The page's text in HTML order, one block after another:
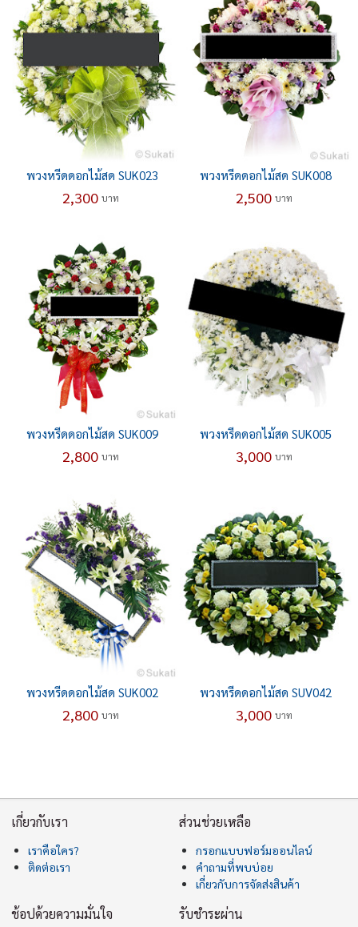
พวงหรีดดอกไม้สด SUK023
2,300 บาท
พวงหรีดดอกไม้สด SUK008
2,500 บาท
พวงหรีดดอกไม้สด SUK009
2,800 บาท
พวงหรีดดอกไม้สด SUK005
3,000 บาท
พวงหรีดดอกไม้สด SUK002
2,800 บาท
พวงหรีดดอกไม้สด SUV042
3,000 บาท
เกี่ยวกับเรา
เราคือใคร?
ติดต่อเรา
ส่วนช่วยเหลือ
กรอกแบบฟอร์มออนไลน์
คำถามที่พบบ่อย
เกี่ยวกับการจัดส่งสินค้า
ช้อปด้วยความมั่นใจ รับชำระผ่าน